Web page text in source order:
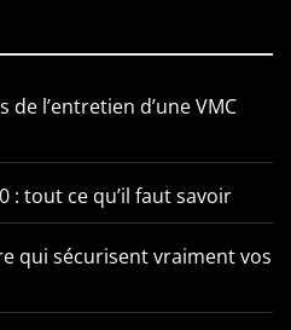
l’entretien d’une VMC
: tout ce qu’il faut savoir
qui sécurisent vraiment vos